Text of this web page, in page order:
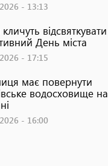
- 13:13
відсвяткувати
День міста
- 17:15
має повернути
водосховище на
- 16:00